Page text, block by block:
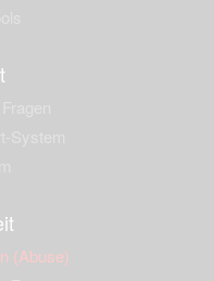
(Abuse)